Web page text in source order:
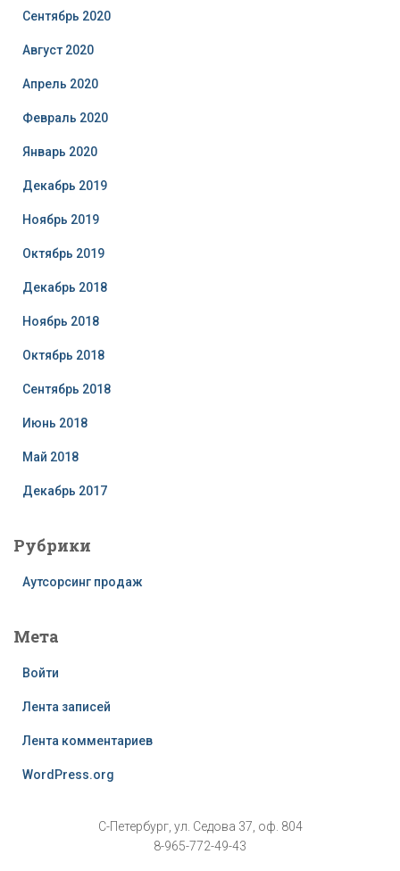
Сентябрь 2020
Август 2020
Апрель 2020
Февраль 2020
Январь 2020
Декабрь 2019
Ноябрь 2019
Октябрь 2019
Декабрь 2018
Ноябрь 2018
Октябрь 2018
Сентябрь 2018
Июнь 2018
Май 2018
Декабрь 2017
Рубрики
Аутсорсинг продаж
Мета
Войти
Лента записей
Лента комментариев
WordPress.org
С-Петербург, ул. Седова 37, оф. 804
8-965-772-49-43